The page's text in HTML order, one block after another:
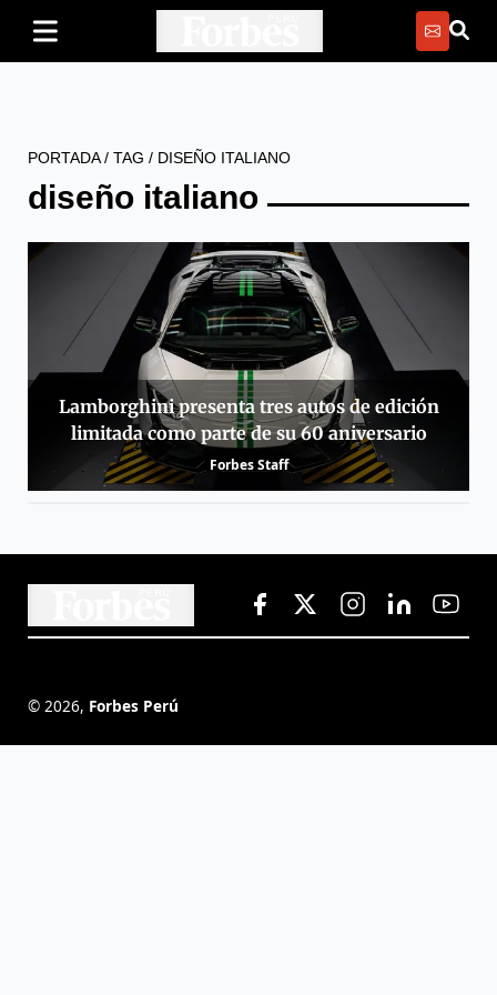
PORTADA/ TAG / DISEÑO ITALIANO
diseño italiano
Lamborghini presenta tres autos de edición
limitada como parte de su 60 aniversario
Forbes Staff
© 2026, Forbes Perú